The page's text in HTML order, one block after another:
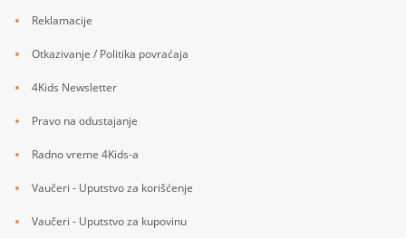
Reklamacije
Otkazivanje / Politika povraćaja
4Kids Newsletter
Pravo na odustajanje
Radno vreme 4Kids-a
Vaučeri - Uputstvo za korišćenje
Vaučeri - Uputstvo za kupovinu